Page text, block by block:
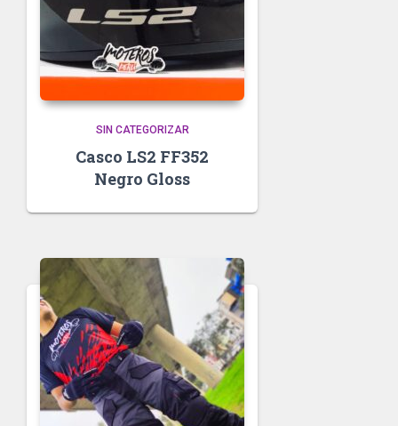
SIN CATEGORIZAR
Casco LS2 FF352
Negro Gloss